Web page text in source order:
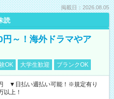
掲載日：2026.08.05
読
円～！海外ドラマやア
OK 大学生歓迎 ブランクOK
▼日払い週払い可能！※規定有り
以上！